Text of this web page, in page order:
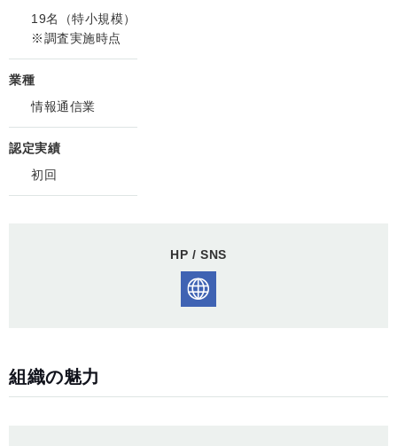
19名（特小規模）
※調査実施時点
業種
情報通信業
認定実績
初回
HP / SNS
組織の魅力